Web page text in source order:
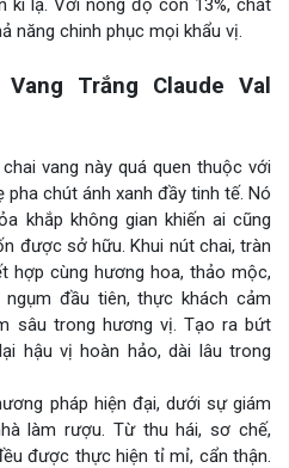
kì lạ. Với nồng độ cồn 13%, chất
năng chinh phục mọi khẩu vị.
Trắng Claude Val
vang này quá quen thuộc với
chút ánh xanh đầy tinh tế. Nó
khắp không gian khiến ai cũng
được sở hữu. Khui nút chai, tràn
hợp cùng hương hoa, thảo mộc,
ngụm đầu tiên, thực khách cảm
sâu trong hương vị. Tạo ra bứt
hậu vị hoàn hảo, dài lâu trong
pháp hiện đại, dưới sự giám
làm rượu. Từ thu hái, sơ chế,
được thực hiện tỉ mỉ, cẩn thận.